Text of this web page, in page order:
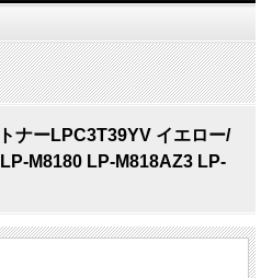
ナーLPC3T39YV イエロー/
M8180 LP-M818AZ3 LP-